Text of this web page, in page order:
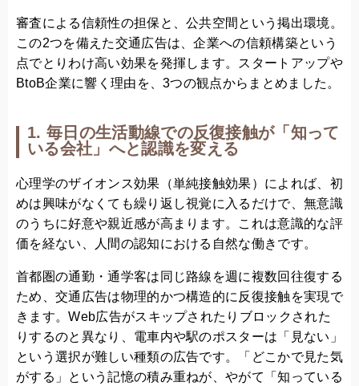
審査による信頼性の担保と、公共空間という掲出環境。
この2つを備えた交通広告は、企業への信頼構築という
点でとりわけ高い効果を発揮します。スタートアップや
BtoB企業に響く理由を、3つの観点からまとめました。
1. 毎日の生活動線での反復接触が「知って
いる会社」へと認識を変える
心理学のザイオンス効果（単純接触効果）によれば、初
めは興味がなくても繰り返し視覚に入るだけで、無意識
のうちに好意や親近感が高まります。これは意識的な評
価を経ない、人間の認知における自然な働きです。
首都圏の通勤・通学客は同じ路線を週に複数回往復する
ため、交通広告は物理的かつ構造的に反復接触を実現で
きます。Web広告がスキップされたりブロックされた
りするのと異なり、電車内や駅のポスターは「見ない」
という選択が難しい種類の広告です。「どこかで見た気
がする」という記憶の積み重ねが、やがて「知っている